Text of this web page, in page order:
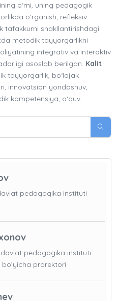
o‘rni, uning pedagogik
o‘rganish, refleksiv
tafakkurni shakllantirishdagi
metodik tayyorgarlikni
integrativ va interaktiv
asoslab berilgan. Kalit
tayyorgarlik, bo‘lajak
innovatsion yondashuv,
kompetensiya, o‘quv
pedagogika instituti
davlat pedagogika instituti
prorektori